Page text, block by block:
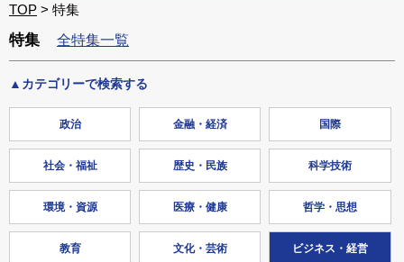
TOP 特集
特集 全特集一覧
カテゴリーで検索する
政治 金融・経済 国際
社会・福祉 歴史・民族 科学技術
環境・資源 医療・健康 哲学・思想
教育 文化・芸術 ビジネス・経営